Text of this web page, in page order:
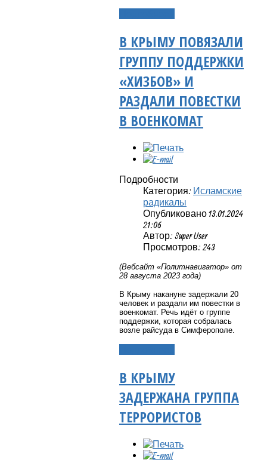
В КРЫМУ ПОВЯЗАЛИ
ГРУППУ ПОДДЕРЖКИ
«ХИЗБОВ» И
РАЗДАЛИ ПОВЕСТКИ
В ВОЕНКОМАТ
Подробности
Категория: Исламские
радикалы
Опубликовано 13.01.2024
21:06
Автор: Super User
Просмотров: 243
(Вебсайт «Политнавигатор» от
28 августа 2023 года)
В Крыму накануне задержали 20
человек и раздали им повестки в
военкомат. Речь идёт о группе
поддержки, которая собралась
возле райсуда в Симферополе.
В КРЫМУ
ЗАДЕРЖАНА ГРУППА
ТЕРРОРИСТОВ